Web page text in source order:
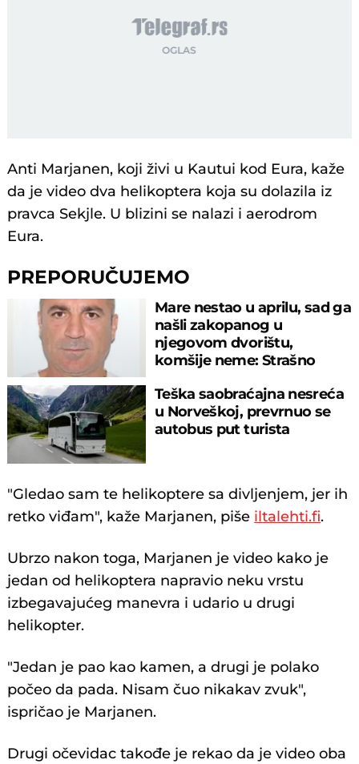
Anti Marjanen, koji živi u Kautui kod Eura, kaže
da je video dva helikoptera koja su dolazila iz
pravca Sekjle. U blizini se nalazi i aerodrom
Eura.
PREPORUČUJEMO
Mare nestao u aprilu, sad ga
našli zakopanog u
njegovom dvorištu,
komšije neme: Strašno
Teška saobraćajna nesreća
u Norveškoj, prevrnuo se
autobus put turista
"Gledao sam te helikoptere sa divljenjem, jer ih
retko viđam", kaže Marjanen, piše iltalehti.fi.
Ubrzo nakon toga, Marjanen je video kako je
jedan od helikoptera napravio neku vrstu
izbegavajućeg manevra i udario u drugi
helikopter.
"Jedan je pao kao kamen, a drugi je polako
počeo da pada. Nisam čuo nikakav zvuk",
ispričao je Marjanen.
Drugi očevidac takođe je rekao da je video oba